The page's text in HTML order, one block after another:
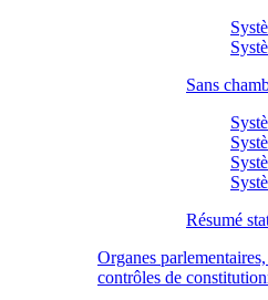
Sans
Résumé
Organes
contrôles de